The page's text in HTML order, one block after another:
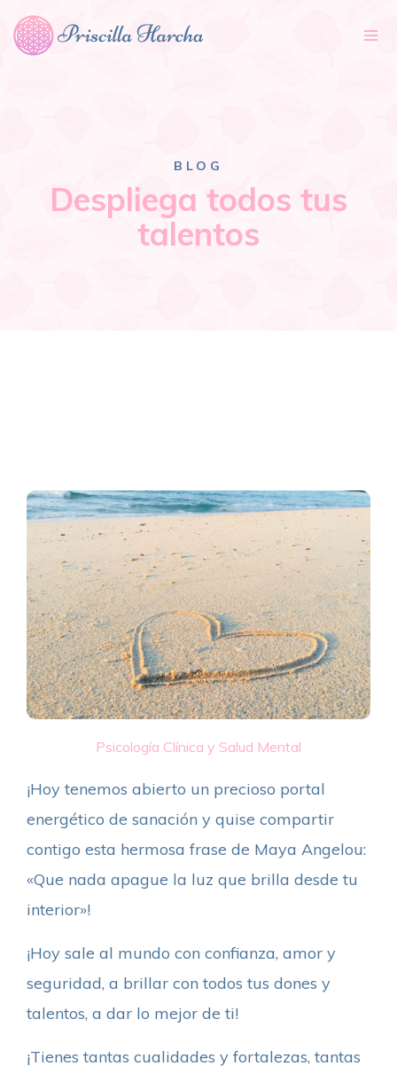
BLOG
Despliega todos tus
talentos
Psicología Clínica y Salud Mental
¡Hoy tenemos abierto un precioso portal
energético de sanación y quise compartir
contigo esta hermosa frase de Maya Angelou:
«Que nada apague la luz que brilla desde tu
interior»!
¡Hoy sale al mundo con confianza, amor y
seguridad, a brillar con todos tus dones y
talentos, a dar lo mejor de ti!
¡Tienes tantas cualidades y fortalezas, tantas